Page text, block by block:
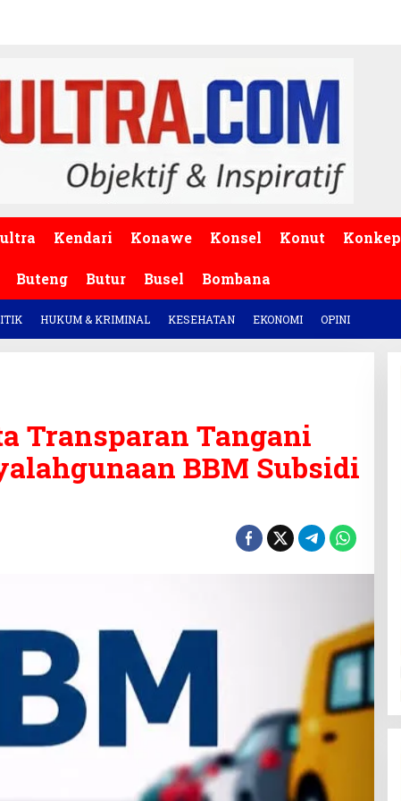
Kendari Konawe Konsel Konut Konkep
Buteng Butur Busel Bombana
HUKUM & KRIMINAL KESEHATAN EKONOMI OPINI
Transparan Tangani
BBM Subsidi